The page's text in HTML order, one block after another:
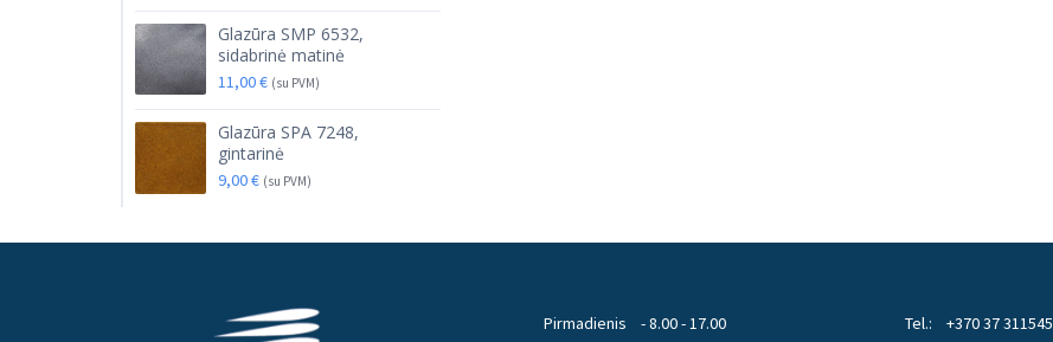
Glazūra SMP 6532,
sidabrinė matinė
11,00€ (su PVM)
Glazūra SPA 7248,
gintarinė
9,00€ (su PVM)
Pirmadienis
- 8.00 - 17.00
Tel.:
+370 37 311545